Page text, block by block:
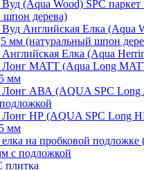
(Aqua Wood) SPC
шпон дерева)
Английская Елка (Aqua
мм (натуральный шпон
Елка (Aqua
MATT (Aqua Long
мм
Лонг АВА (AQUA SPC Long
НР (AQUA SPC Long
мм
на пробковой подложке
с подложкой
плитка